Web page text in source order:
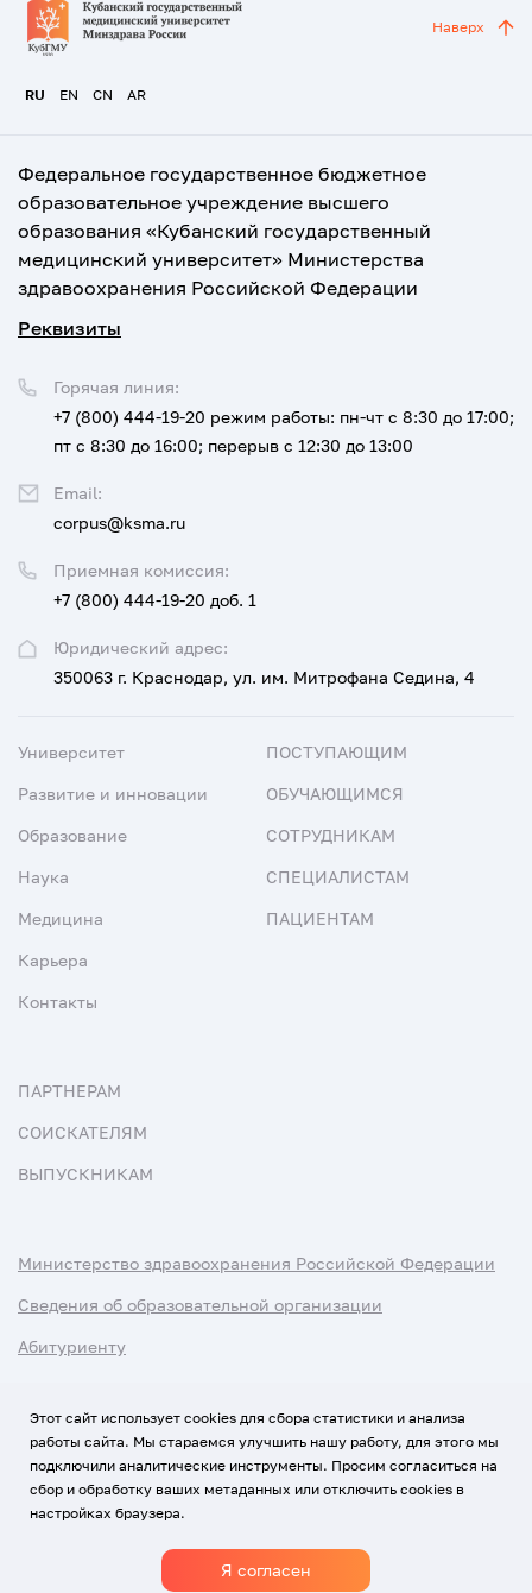
RU EN CN AR
Наверх
Федеральное государственное бюджетное
образовательное учреждение высшего
образования «Кубанский государственный
медицинский университет» Министерства
здравоохранения Российской Федерации
Реквизиты
Юридический адрес:
350063 г. Краснодар, ул. им. Митрофана Седина, 4
Приемная комиссия:
+7 (800) 444-19-20 доб. 1
Горячая линия:
+7 (800) 444-19-20 режим работы: пн-чт с 8:30 до 17:00;
пт с 8:30 до 16:00; перерыв с 12:30 до 13:00
Email:
corpus@ksma.ru
Университет
Развитие и инновации
Образование
Наука
Медицина
Карьера
Контакты
ПОСТУПАЮЩИМ
ОБУЧАЮЩИМСЯ
СОТРУДНИКАМ
СПЕЦИАЛИСТАМ
ПАЦИЕНТАМ
ПАРТНЕРАМ
СОИСКАТЕЛЯМ
ВЫПУСКНИКАМ
Министерство здравоохранения Российской Федерации
Сведения об образовательной организации
Абитуриенту
Использование Cookies
Политика обработки персональных данных
© Все права защищены
Этот сайт использует cookies для сбора статистики и анализа
работы сайта. Мы стараемся улучшить нашу работу, для этого мы
подключили аналитические инструменты. Просим согласиться на
сбор и обработку ваших метаданных или отключить cookies в
настройках браузера.
Я согласен